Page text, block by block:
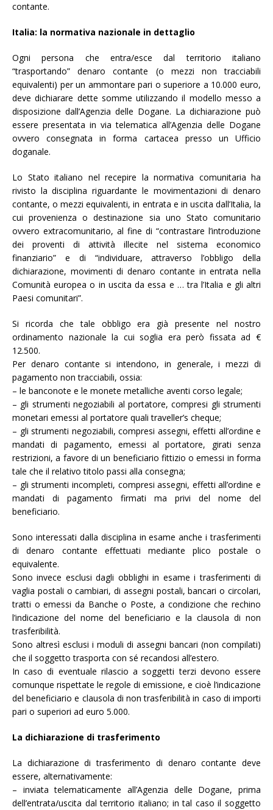
contante.
Italia: la normativa nazionale in dettaglio
Ogni persona che entra/esce dal territorio italiano
“trasportando” denaro contante (o mezzi non tracciabili
equivalenti) per un ammontare pari o superiore a 10.000 euro,
deve dichiarare dette somme utilizzando il modello messo a
disposizione dall’Agenzia delle Dogane. La dichiarazione può
essere presentata in via telematica all’Agenzia delle Dogane
ovvero consegnata in forma cartacea presso un Ufficio
doganale.
Lo Stato italiano nel recepire la normativa comunitaria ha
rivisto la disciplina riguardante le movimentazioni di denaro
contante, o mezzi equivalenti, in entrata e in uscita dall’Italia, la
cui provenienza o destinazione sia uno Stato comunitario
ovvero extracomunitario, al fine di “contrastare l’introduzione
dei proventi di attività illecite nel sistema economico
finanziario” e di “individuare, attraverso l’obbligo della
dichiarazione, movimenti di denaro contante in entrata nella
Comunità europea o in uscita da essa e … tra l’Italia e gli altri
Paesi comunitari”.
Si ricorda che tale obbligo era già presente nel nostro
ordinamento nazionale la cui soglia era però fissata ad €
12.500.
Per denaro contante si intendono, in generale, i mezzi di
pagamento non tracciabili, ossia:
– le banconote e le monete metalliche aventi corso legale;
– gli strumenti negoziabili al portatore, compresi gli strumenti
monetari emessi al portatore quali traveller’s cheque;
– gli strumenti negoziabili, compresi assegni, effetti all’ordine e
mandati di pagamento, emessi al portatore, girati senza
restrizioni, a favore di un beneficiario fittizio o emessi in forma
tale che il relativo titolo passi alla consegna;
– gli strumenti incompleti, compresi assegni, effetti all’ordine e
mandati di pagamento firmati ma privi del nome del
beneficiario.
Sono interessati dalla disciplina in esame anche i trasferimenti
di denaro contante effettuati mediante plico postale o
equivalente.
Sono invece esclusi dagli obblighi in esame i trasferimenti di
vaglia postali o cambiari, di assegni postali, bancari o circolari,
tratti o emessi da Banche o Poste, a condizione che rechino
l’indicazione del nome del beneficiario e la clausola di non
trasferibilità.
Sono altresì esclusi i moduli di assegni bancari (non compilati)
che il soggetto trasporta con sé recandosi all’estero.
In caso di eventuale rilascio a soggetti terzi devono essere
comunque rispettate le regole di emissione, e cioè l’indicazione
del beneficiario e clausola di non trasferibilità in caso di importi
pari o superiori ad euro 5.000.
La dichiarazione di trasferimento
La dichiarazione di trasferimento di denaro contante deve
essere, alternativamente:
– inviata telematicamente all’Agenzia delle Dogane, prima
dell’entrata/uscita dal territorio italiano; in tal caso il soggetto